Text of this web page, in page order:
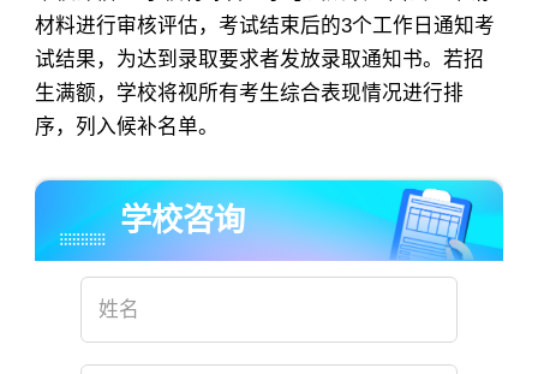
材料进行审核评估，考试结束后的3个工作日通知考
试结果，为达到录取要求者发放录取通知书。若招
生满额，学校将视所有考生综合表现情况进行排
序，列入候补名单。
学校咨询